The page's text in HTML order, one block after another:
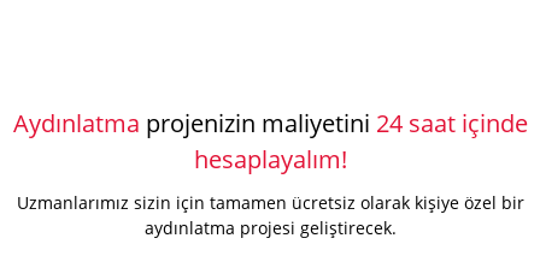
Aydınlatma projenizin maliyetini 24 saat içinde
hesaplayalım!
Uzmanlarımız sizin için tamamen ücretsiz olarak kişiye özel bir
aydınlatma projesi geliştirecek.